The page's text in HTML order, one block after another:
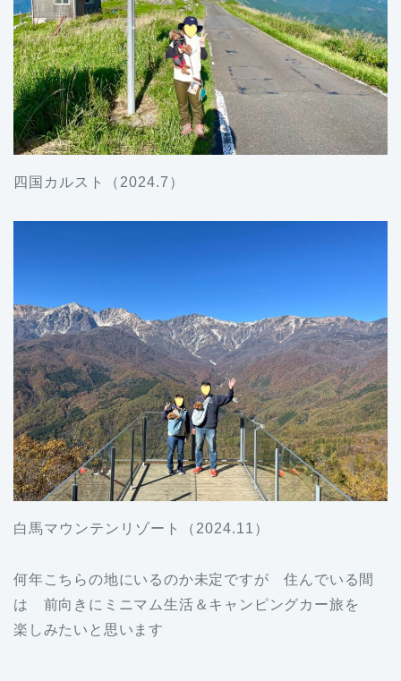
四国カルスト（2024.7）
白馬マウンテンリゾート（2024.11）
何年こちらの地にいるのか未定ですが 住んでいる間
は 前向きにミニマム生活＆キャンピングカー旅を
楽しみたいと思います